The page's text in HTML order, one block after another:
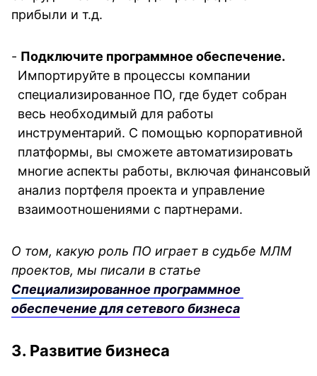
прибыли и т.д.
-
Импортируйте в процессы компании
специализированное ПО, где будет собран
весь необходимый для работы
инструментарий. С помощью корпоративной
платформы, вы сможете автоматизировать
многие аспекты работы, включая финансовый
анализ портфеля проекта и управление
взаимоотношениями с партнерами.
О том, какую роль ПО играет в судьбе МЛМ
Специализированное программное
обеспечение для сетевого бизнеса
3. Развитие бизнеса